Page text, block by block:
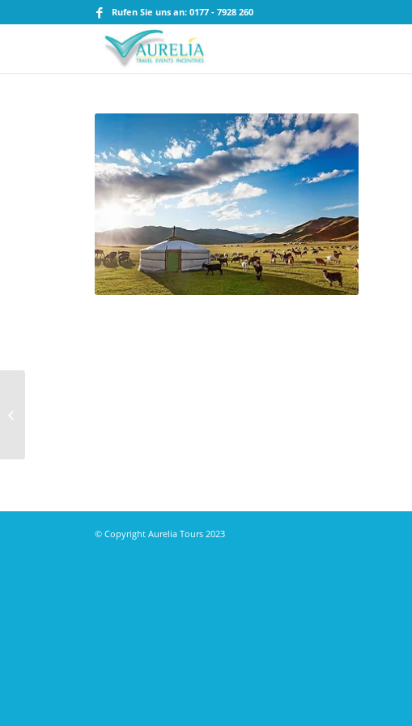
Rufen Sie uns an: 0177 - 7928 260
© Copyright Aurelia Tours 2023